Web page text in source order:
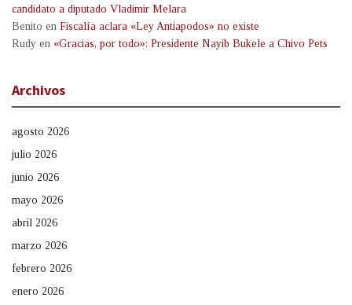
candidato a diputado Vladimir Melara
Benito en Fiscalía aclara «Ley Antiapodos» no existe
Rudy en «Gracias, por todo»: Presidente Nayib Bukele a Chivo Pets
Archivos
agosto 2026
julio 2026
junio 2026
mayo 2026
abril 2026
marzo 2026
febrero 2026
enero 2026